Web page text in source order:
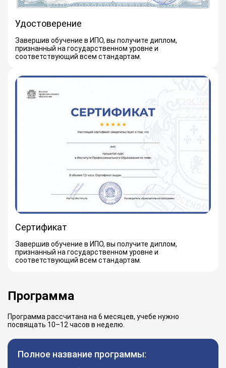
Удостоверение
Завершив обучение в ИПО, вы получите диплом,
признанный на государственном уровне и
соответствующий всем стандартам.
Сертификат
Завершив обучение в ИПО, вы получите диплом,
признанный на государственном уровне и
соответствующий всем стандартам.
Программа
Программа рассчитана на 6 месяцев, учебе нужно
посвящать 10–12 часов в неделю.
Полное название программы: